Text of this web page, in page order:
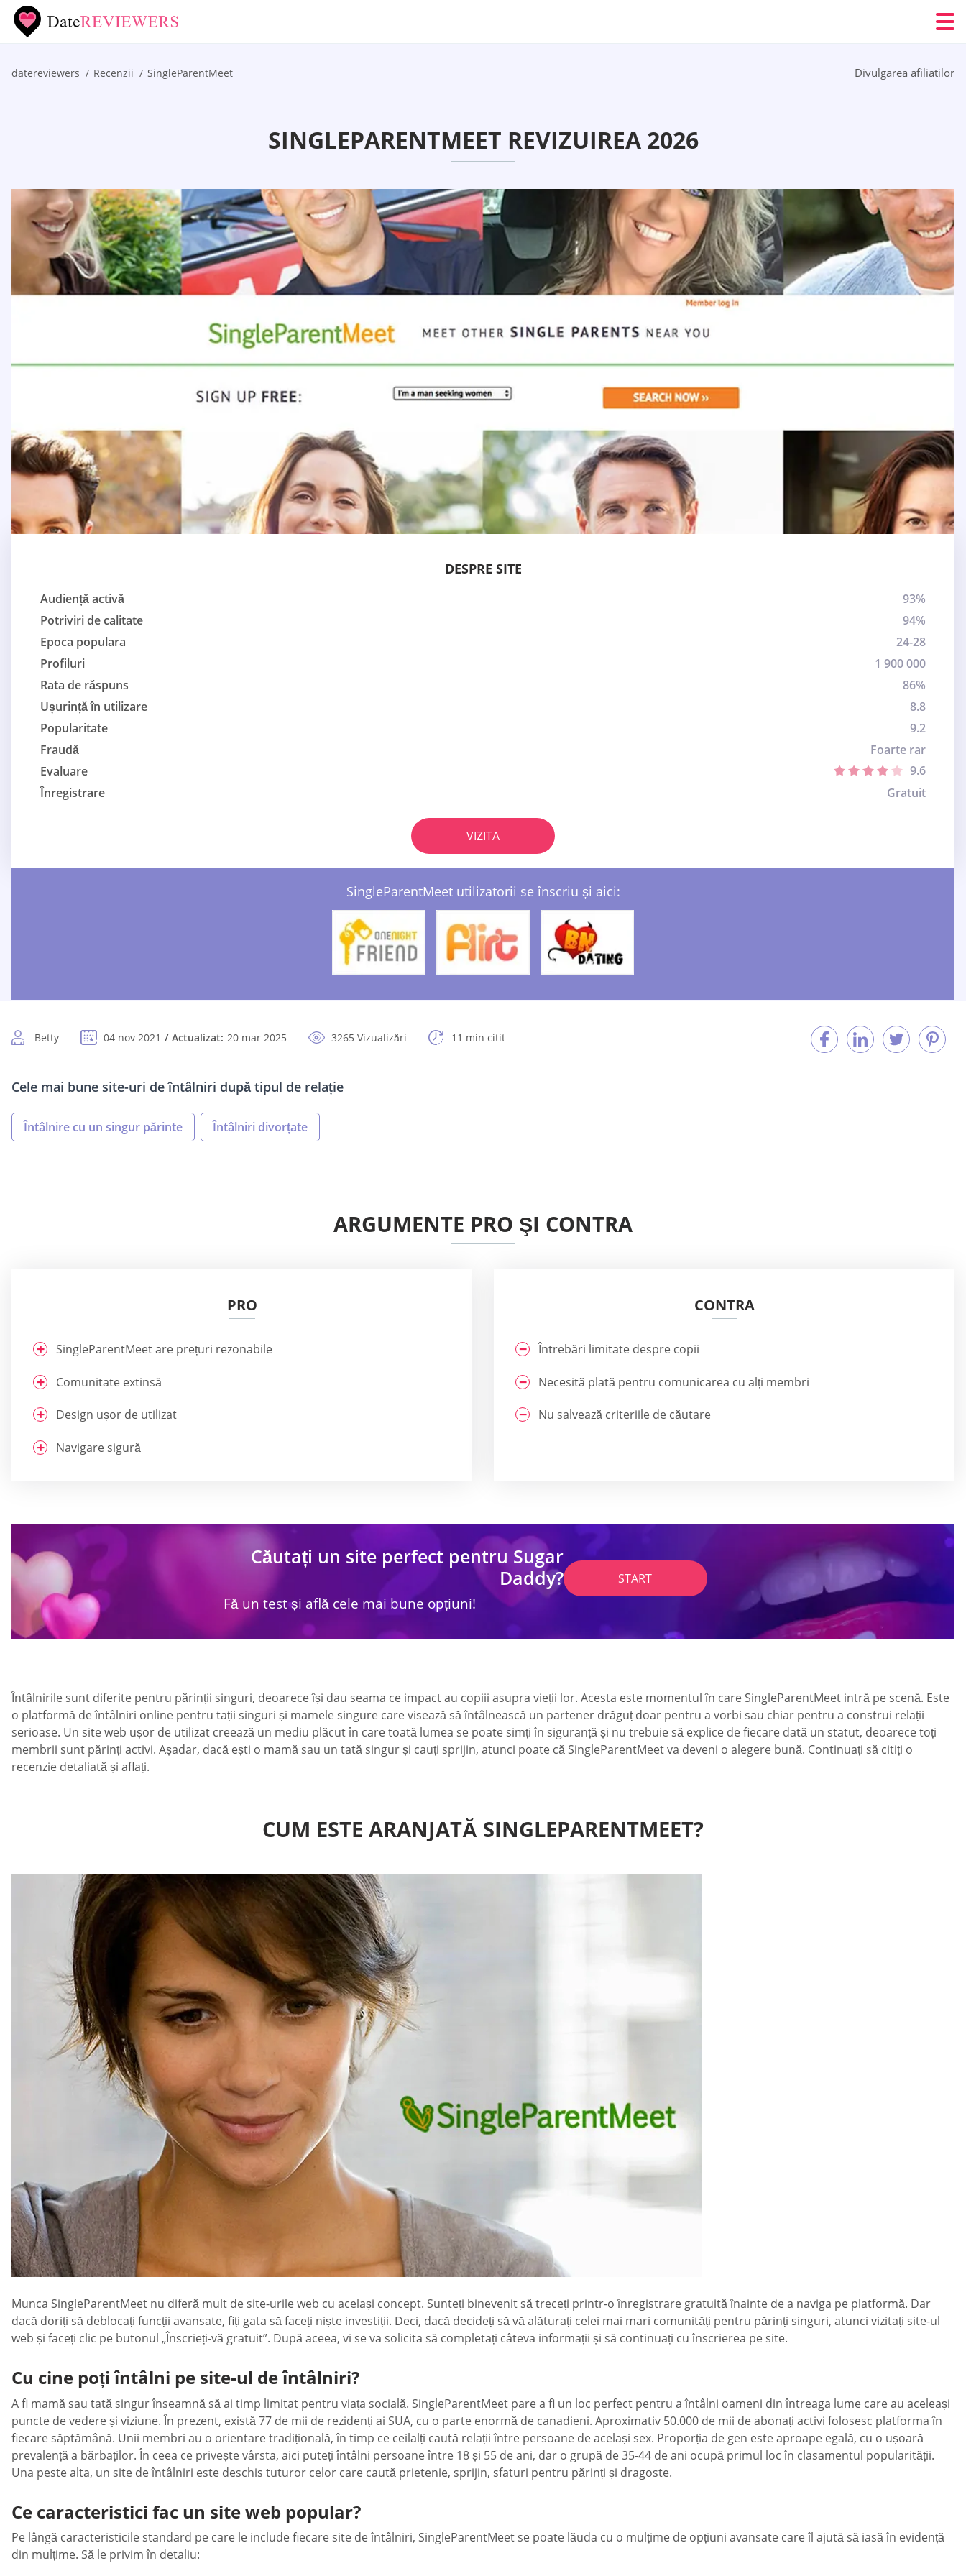
datereviewers Recenzii SingleParentMeet Divulgarea afiliatilor
SINGLEPARENTMEET REVIZUIREA 2026
DESPRE SITE
Audiență activă
93%
Potriviri de calitate
94%
Epoca populara
24-28
Profiluri
1 900 000
Rata de răspuns
86%
Ușurință în utilizare
8.8
Popularitate
9.2
Fraudă
Foarte rar
Evaluare
9.6
Înregistrare
Gratuit
VIZITA
SingleParentMeet utilizatorii se înscriu și aici:
Betty 04 nov 2021 Actualizat: 20 mar 2025 3265 Vizualizări 11 min citit
Cele mai bune site-uri de întâlniri după tipul de relație
Întâlnire cu un singur părinte Întâlniri divorțate
ARGUMENTE PRO ŞI CONTRA
PRO
SingleParentMeet are prețuri rezonabile
Comunitate extinsă
Design ușor de utilizat
Navigare sigură
CONTRA
Întrebări limitate despre copii
Necesită plată pentru comunicarea cu alți membri
Nu salvează criteriile de căutare
Căutați un site perfect pentru Sugar
Daddy?
Fă un test și află cele mai bune opțiuni!
START
Întâlnirile sunt diferite pentru părinții singuri, deoarece își dau seama ce impact au copiii asupra vieții lor. Acesta este momentul în care SingleParentMeet intră pe scenă. Este
o platformă de întâlniri online pentru tații singuri și mamele singure care visează să întâlnească un partener drăguț doar pentru a vorbi sau chiar pentru a construi relații
serioase. Un site web ușor de utilizat creează un mediu plăcut în care toată lumea se poate simți în siguranță și nu trebuie să explice de fiecare dată un statut, deoarece toți
membrii sunt părinți activi. Așadar, dacă ești o mamă sau un tată singur și cauți sprijin, atunci poate că SingleParentMeet va deveni o alegere bună. Continuați să citiți o
recenzie detaliată și aflați.
CUM ESTE ARANJATĂ SINGLEPARENTMEET?
Munca SingleParentMeet nu diferă mult de site-urile web cu același concept. Sunteți binevenit să treceți printr-o înregistrare gratuită înainte de a naviga pe platformă. Dar
dacă doriți să deblocați funcții avansate, fiți gata să faceți niște investiții. Deci, dacă decideți să vă alăturați celei mai mari comunități pentru părinți singuri, atunci vizitați site-ul
web și faceți clic pe butonul „Înscrieți-vă gratuit”. După aceea, vi se va solicita să completați câteva informații și să continuați cu înscrierea pe site.
Cu cine poți întâlni pe site-ul de întâlniri?
A fi mamă sau tată singur înseamnă să ai timp limitat pentru viața socială. SingleParentMeet pare a fi un loc perfect pentru a întâlni oameni din întreaga lume care au aceleași
puncte de vedere și viziune. În prezent, există 77 de mii de rezidenți ai SUA, cu o parte enormă de canadieni. Aproximativ 50.000 de mii de abonați activi folosesc platforma în
fiecare săptămână. Unii membri au o orientare tradițională, în timp ce ceilalți caută relații între persoane de același sex. Proporția de gen este aproape egală, cu o ușoară
prevalență a bărbaților. În ceea ce privește vârsta, aici puteți întâlni persoane între 18 și 55 de ani, dar o grupă de 35-44 de ani ocupă primul loc în clasamentul popularității.
Una peste alta, un site de întâlniri este deschis tuturor celor care caută prietenie, sprijin, sfaturi pentru părinți și dragoste.
Ce caracteristici fac un site web popular?
Pe lângă caracteristicile standard pe care le include fiecare site de întâlniri, SingleParentMeet se poate lăuda cu o mulțime de opțiuni avansate care îl ajută să iasă în evidență
din mulțime. Să le privim în detaliu: